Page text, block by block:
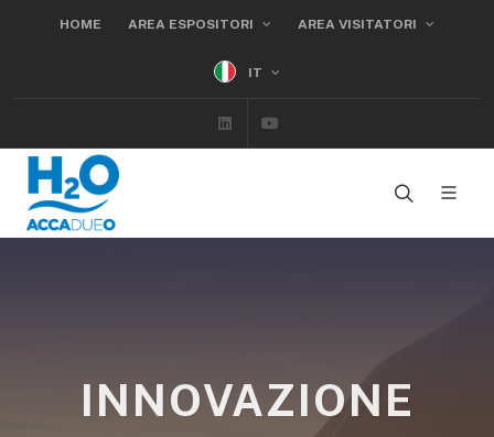
HOME AREA ESPOSITORI AREA VISITATORI
IT
Linkedin
INNOVAZIONE